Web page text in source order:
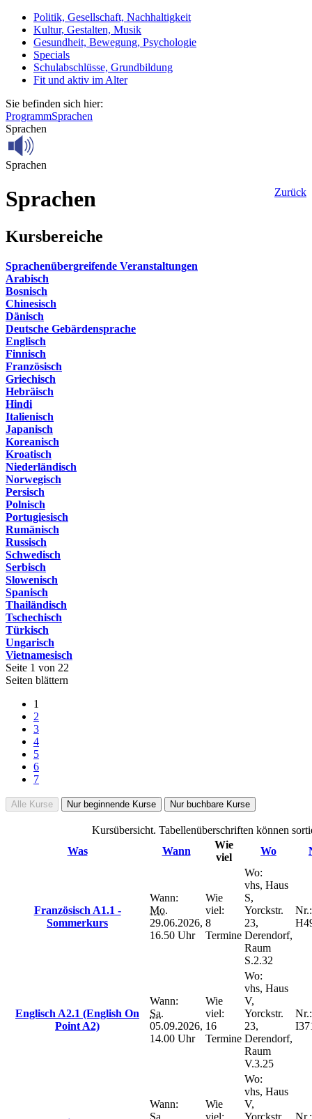
Politik, Gesellschaft, Nachhaltigkeit
Kultur, Gestalten, Musik
Gesundheit, Bewegung, Psychologie
Specials
Schulabschlüsse, Grundbildung
Fit und aktiv im Alter
Sie befinden sich hier:
ProgrammSprachen
Sprachen
Sprachen
Zurück
Sprachen
Kursbereiche
Sprachenübergreifende Veranstaltungen
Arabisch
Bosnisch
Chinesisch
Dänisch
Deutsche Gebärdensprache
Englisch
Finnisch
Französisch
Griechisch
Hebräisch
Hindi
Italienisch
Japanisch
Koreanisch
Kroatisch
Niederländisch
Norwegisch
Persisch
Polnisch
Portugiesisch
Rumänisch
Russisch
Schwedisch
Serbisch
Slowenisch
Spanisch
Thailändisch
Tschechisch
Türkisch
Ungarisch
Vietnamesisch
Seite 1 von 22
Seiten blättern
1
2
3
4
5
6
7
Alle Kurse Nur beginnende Kurse Nur buchbare Kurse
Kursübersicht. Tabellenüberschriften können
Was
Wann
Wie
viel
Wo
Französisch A1.1 -
Sommerkurs
Wann:
Mo.
29.06.2026,
16.50 Uhr
Wie
viel:
8
Termine
Wo:
vhs, Haus
S,
Yorckstr.
23,
Derendorf,
Raum
S.2.32
Nr.:
Englisch A2.1 (English On
Point A2)
Wann:
Sa.
05.09.2026,
14.00 Uhr
Wie
viel:
16
Termine
Wo:
vhs, Haus
V,
Yorckstr.
23,
Derendorf,
Raum
V.3.25
Nr.:
Wann:
Sa.
Wie
viel:
Wo:
vhs, Haus
V,
Yorckstr.
Nr.: